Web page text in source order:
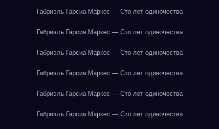
Габриэль Гарсиа Маркес — Сто лет одиночества
Габриэль Гарсиа Маркес — Сто лет одиночества
Габриэль Гарсиа Маркес — Сто лет одиночества
Габриэль Гарсиа Маркес — Сто лет одиночества
Габриэль Гарсиа Маркес — Сто лет одиночества
Габриэль Гарсиа Маркес — Сто лет одиночества